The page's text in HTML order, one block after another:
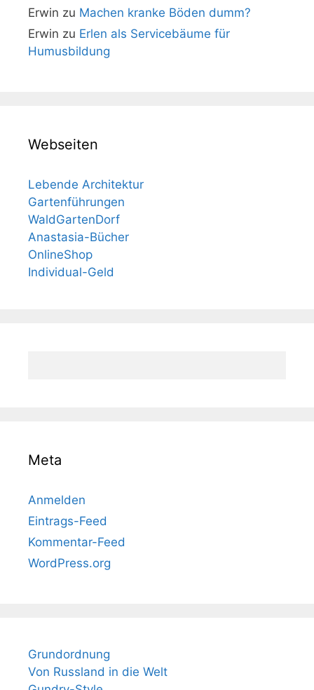
Erwin zu Machen kranke Böden dumm?
Erwin zu Erlen als Servicebäume für
Humusbildung
Webseiten
Lebende Architektur
Gartenführungen
WaldGartenDorf
Anastasia-Bücher
OnlineShop
Individual-Geld
Meta
Anmelden
Eintrags-Feed
Kommentar-Feed
WordPress.org
Grundordnung
Von Russland in die Welt